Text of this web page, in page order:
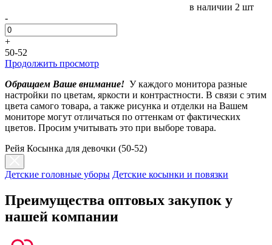
в наличии 2 шт
-
+
50-52
Продолжить просмотр
Обращаем Ваше внимание! У каждого монитора разные
настройки по цветам, яркости и контрастности. В связи с этим
цвета самого товара, а также рисунка и отделки на Вашем
мониторе могут отличаться по оттенкам от фактических
цветов. Просим учитывать это при выборе товара.
Рейя Косынка для девочки (50-52)
Детские головные уборы Детские косынки и повязки
Преимущества оптовых закупок у
нашей компании